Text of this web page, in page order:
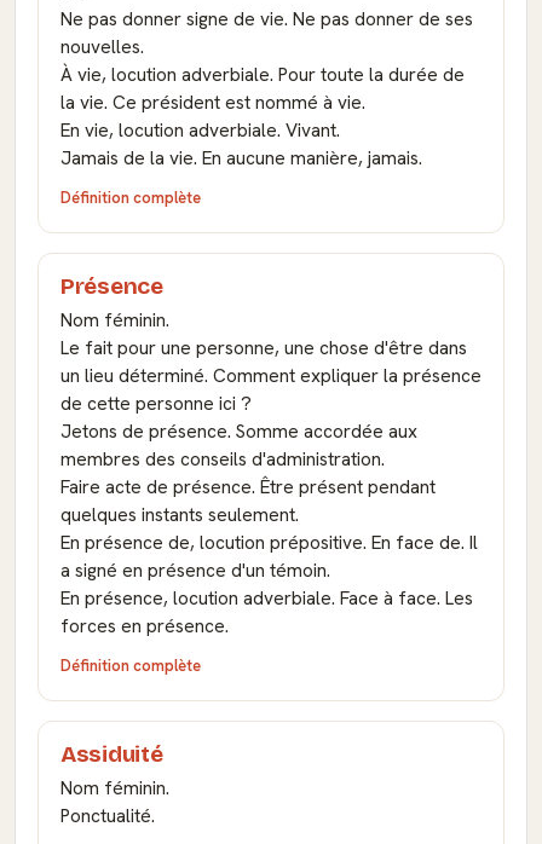
Ne pas donner signe de vie. Ne pas donner de ses
nouvelles.
À vie, locution adverbiale. Pour toute la durée de
la vie. Ce président est nommé à vie.
En vie, locution adverbiale. Vivant.
Jamais de la vie. En aucune manière, jamais.
Définition complète
Présence
Nom féminin.
Le fait pour une personne, une chose d'être dans
un lieu déterminé. Comment expliquer la présence
de cette personne ici ?
Jetons de présence. Somme accordée aux
membres des conseils d'administration.
Faire acte de présence. Être présent pendant
quelques instants seulement.
En présence de, locution prépositive. En face de. Il
a signé en présence d'un témoin.
En présence, locution adverbiale. Face à face. Les
forces en présence.
Définition complète
Assiduité
Nom féminin.
Ponctualité.